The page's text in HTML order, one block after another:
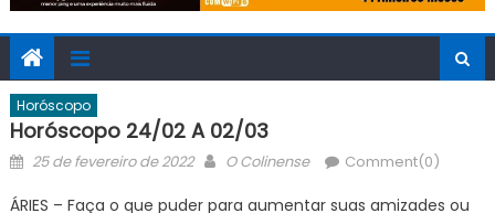
Horóscopo
Horóscopo 24/02 A 02/03
Posted
25 de fevereiro de 2022 Author
O Colinense Comment(0)
ÁRIES – Faça o que puder para aumentar suas amizades ou